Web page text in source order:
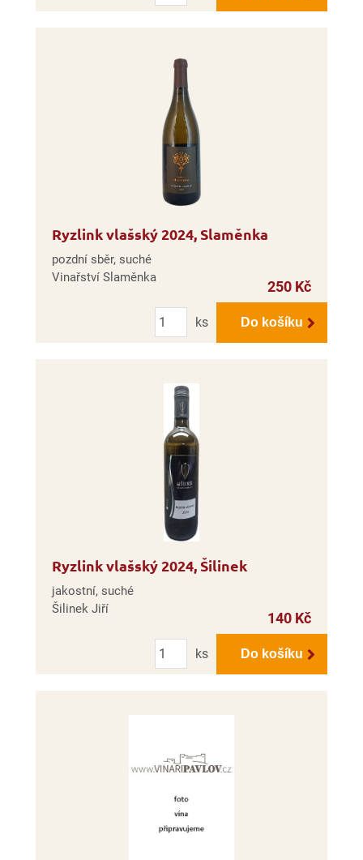
Ryzlink vlašský 2024, Slaměnka
pozdní sběr, suché
Vinařství Slaměnka
250 Kč
Počet
ks
Do košíku
Ryzlink vlašský 2024, Šilinek
jakostní, suché
Šilinek Jiří
140 Kč
Počet
ks
Do košíku